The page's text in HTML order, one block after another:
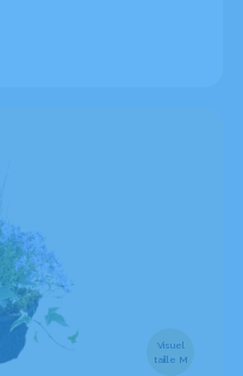
Visuel
taille M